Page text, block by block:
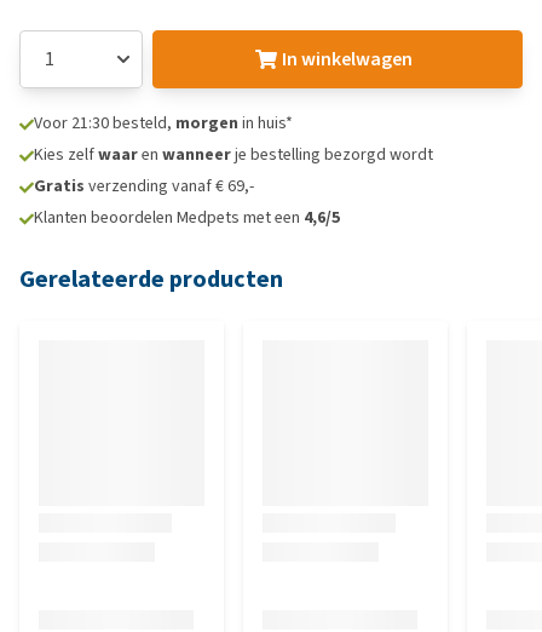
In winkelwagen
Voor 21:30 besteld, morgen in huis*
Kies zelfwaaren wanneerje bestelling bezorgd wordt
Gratis verzending vanaf € 69,-
Klanten beoordelen Medpets met een 4,6/5
Gerelateerde producten